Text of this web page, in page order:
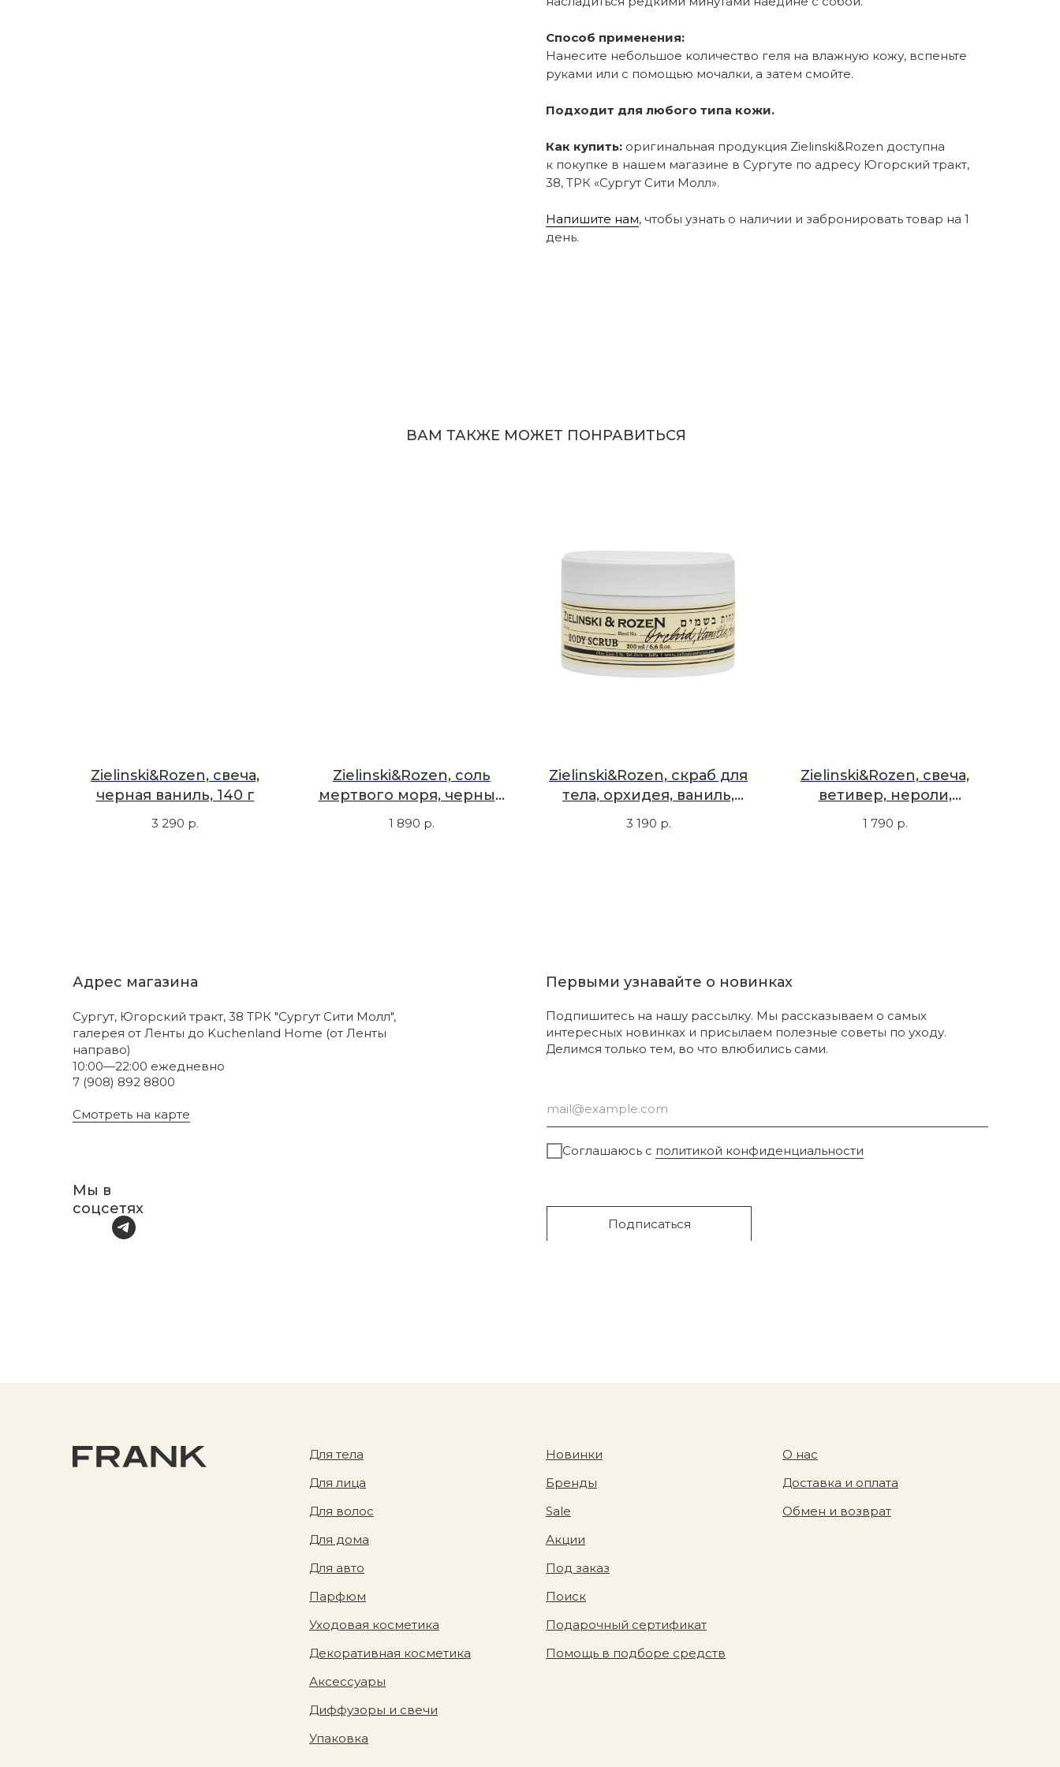
Способ применения:
Нанесите небольшое количество геля на влажную кожу, вспеньте
руками или с помощью мочалки, а затем смойте.
Подходит для любого типа кожи.
Как купить: оригинальная продукция Zielinski&Rozen доступна
к покупке в нашем магазине в Сургуте по адресу Югорский тракт,
38, ТРК «Сургут Сити Молл».
Напишите нам, чтобы узнать о наличии и забронировать товар на 1
день.
ВАМ ТАКЖЕ МОЖЕТ ПОНРАВИТЬСЯ
Zielinski&Rozen, свеча,
черная ваниль, 140 г
3 290 р.
Zielinski&Rozen, соль
мертвого моря, черный
перец, ветивер, нероли,
амбра, 250 гр
1 890 р.
Zielinski&Rozen, скраб для
тела, орхидея, ваниль,
амбра, 200 мл
3 190 р.
Zielinski&Rozen, свеча,
ветивер, нероли,
апельсин, 40 г
1 790 р.
Адрес магазина
Сургут, Югорский тракт, 38 ТРК "Сургут Сити Молл",
галерея от Ленты до Kuchenland Home (от Ленты
направо)
10:00—22:00 ежедневно
Смотреть на карте
Мы в
соцсетях
Первыми узнавайте о новинках
Подпишитесь на нашу рассылку. Мы рассказываем о самых
интересных новинках и присылаем полезные советы по уходу.
Делимся только тем, во что влюбились сами.
Соглашаюсь с политикой конфиденциальности
Подписаться
7 (908) 892 8800
Для тела
Для лица
Для волос
Для дома
Для авто
Парфюм
Уходовая косметика
Аксессуары
Упаковка
Новинки
Бренды
Sale
Акции
Под заказ
Поиск
Подарочный сертификат
Помощь в подборе средств
О нас
Доставка и оплата
Обмен и возврат
Диффузоры и свечи
Декоративная косметика